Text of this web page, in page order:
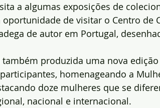
a algumas exposições de
de visitar o Centro de
de autor em Portugal,
produzida uma nova
homenageando a
doze mulheres que se
nacional e internacional.